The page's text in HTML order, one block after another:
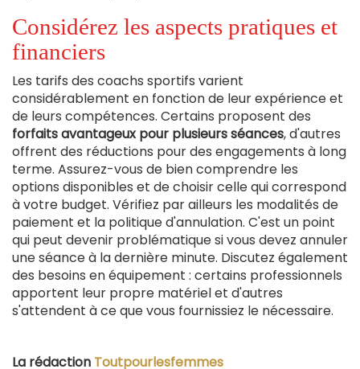
Considérez les aspects pratiques et
financiers
Les tarifs des coachs sportifs varient
considérablement en fonction de leur expérience et
de leurs compétences. Certains proposent des
forfaits avantageux pour plusieurs séances, d'autres
offrent des réductions pour des engagements à long
terme. Assurez-vous de bien comprendre les
options disponibles et de choisir celle qui correspond
à votre budget. Vérifiez par ailleurs les modalités de
paiement et la politique d'annulation. C'est un point
qui peut devenir problématique si vous devez annuler
une séance à la dernière minute. Discutez également
des besoins en équipement : certains professionnels
apportent leur propre matériel et d'autres
s'attendent à ce que vous fournissiez le nécessaire.
La rédaction Toutpourlesfemmes